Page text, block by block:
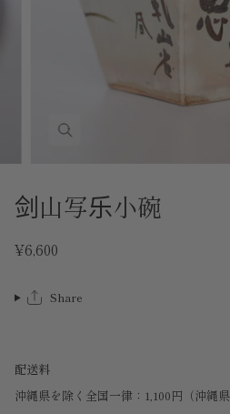
剑山写乐小碗
¥6,600
Share
配送料
沖縄県を除く全国一律：1,100円（沖縄県